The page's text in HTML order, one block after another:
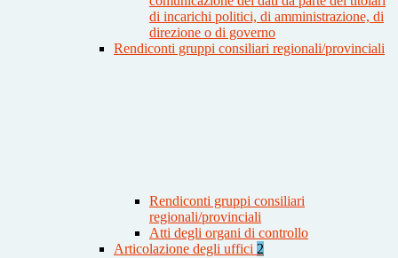
di incarichi politici, di amministrazione, di
direzione o di governo
Rendiconti gruppi consiliari regionali/provinciali
Rendiconti gruppi consiliari
regionali/provinciali
Atti degli organi di controllo
Articolazione degli uffici 2